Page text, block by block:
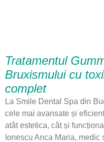
Tratamentul
Bruxismului cu
complet
La Smile Dental Spa din
cele mai avansate și
atât estetica, cât și
Ionescu Anca Maria,